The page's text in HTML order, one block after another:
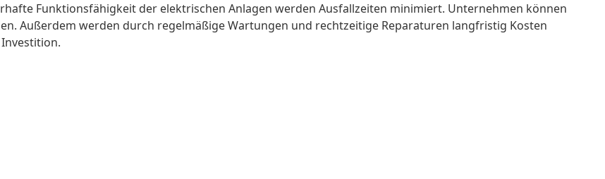
Funktionsfähigkeit der elektrischen Anlagen werden Ausfallzeiten minimiert. Unternehmen können
Außerdem werden durch regelmäßige Wartungen und rechtzeitige Reparaturen langfristig Kosten